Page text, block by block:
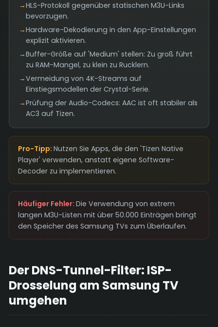
→HLS-Protokoll gegenüber statischen M3U-Links
bevorzugen.
→Hardware-Dekodierung in den App-Einstellungen
explizit aktivieren.
→Buffer-Größe auf 'Medium' stellen: Zu groß führt
zu RAM-Mangel, zu klein zu Rucklern.
→Vermeidung von 4K-Streams auf
Einstiegsmodellen der Crystal-Serie.
→Prüfung der Audio-Codecs: AAC ist oft stabiler als
AC3 auf Tizen.
Pro-Tipp: Nutzen Sie Apps, die den 'Tizen Native
Player' verwenden, anstatt eigene Software-
Decoder zu implementieren.
Häufiger Fehler: Die Verwendung von extrem
langen M3U-Listen mit über 50.000 Einträgen bringt
den Speicher des Samsung TVs zum Überlaufen.
Der DNS-Tunnel-Filter: ISP-
Drosselung am Samsung TV
umgehen